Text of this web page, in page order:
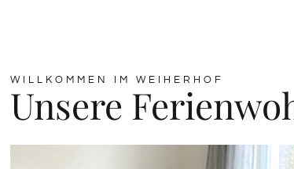
WILLKOMMEN IM WEIHERHOF
Unsere